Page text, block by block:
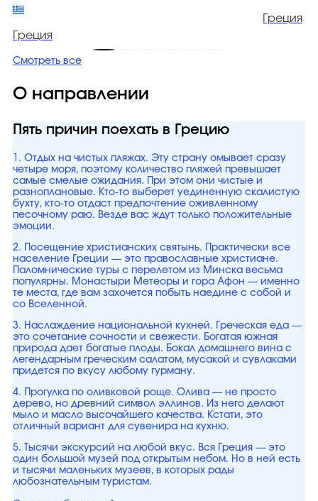
Греция
Греция
Смотреть все
О направлении
Пять причин поехать в Грецию
1. Отдых на чистых пляжах. Эту страну омывает сразу
четыре моря, поэтому количество пляжей превышает
самые смелые ожидания. При этом они чистые и
разноплановые. Кто-то выберет уединенную скалистую
бухту, кто-то отдаст предпочтение оживленному
песочному раю. Везде вас ждут только положительные
эмоции.
2. Посещение христианских святынь. Практически все
население Греции — это православные христиане.
Паломнические туры с перелетом из Минска весьма
популярны. Монастыри Метеоры и гора Афон — именно
те места, где вам захочется побыть наедине с собой и
со Вселенной.
3. Наслаждение национальной кухней. Греческая еда —
это сочетание сочности и свежести. Богатая южная
природа дает богатые плоды. Бокал домашнего вина с
легендарным греческим салатом, мусакой и сувлаками
придется по вкусу любому гурману.
4. Прогулка по оливковой роще. Олива — не просто
дерево, но древний символ эллинов. Из него делают
мыло и масло высочайшего качества. Кстати, это
отличный вариант для сувенира на кухню.
5. Тысячи экскурсий на любой вкус. Вся Греция — это
один большой музей под открытым небом. Но в ней есть
и тысячи маленьких музеев, в которых рады
любознательным туристам.